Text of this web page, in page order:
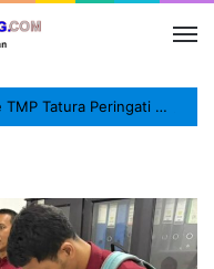
Kodam XXIII/Palaka Wira Ziarah ke TMP Tatura Peringati HUT ke-1